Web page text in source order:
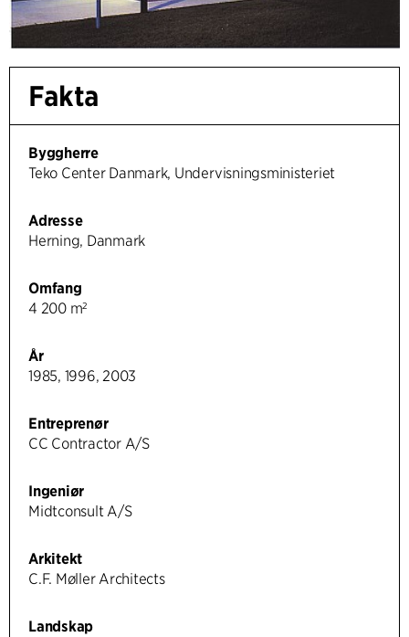
Fakta
Byggherre
Teko Center Danmark, Undervisningsministeriet
Adresse
Herning, Danmark
Omfang
4 200 m²
År
1985, 1996, 2003
Entreprenør
CC Contractor A/S
Ingeniør
Midtconsult A/S
Arkitekt
C.F. Møller Architects
Landskap